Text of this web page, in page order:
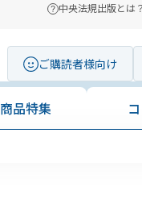
中央法規出版とは
ご購読者様向け
商品特集